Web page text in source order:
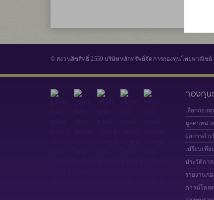
© สงวนลิขสิทธิ์ 2559 บริษัทหลักทรัพย์จัดการกองทุนไทยพาณิชย์
กองทุน
เลือกกองทุ
มูลค่าหน่ว
ผลการดำ
เปรียบเที
ประวัติกา
รายงานก
ดาวน์โหล